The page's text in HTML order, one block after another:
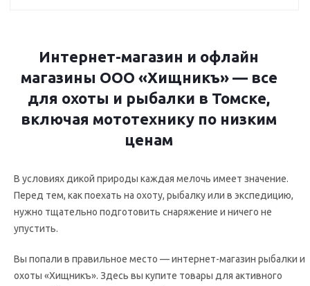
Интернет-магазин и офлайн
магазины ООО «Хищникъ» — все
для охоты и рыбалки в Томске,
включая мототехнику по низким
ценам
В условиях дикой природы каждая мелочь имеет значение.
Перед тем, как поехать на охоту, рыбалку или в экспедицию,
нужно тщательно подготовить снаряжение и ничего не
упустить.
Вы попали в правильное место — интернет-магазин рыбалки и
охоты «Хищникъ». Здесь вы купите товары для активного